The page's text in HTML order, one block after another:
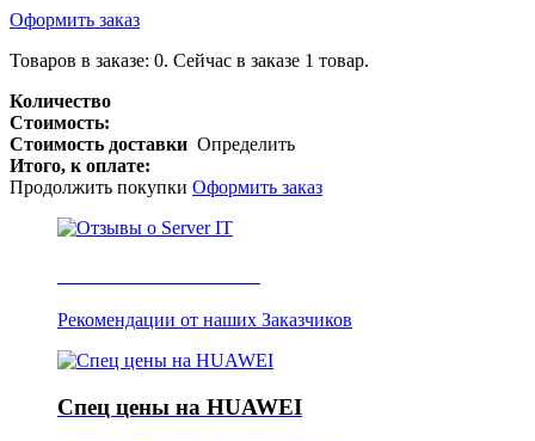
Оформить заказ
Товаров в заказе: 0. Сейчас в заказе 1 товар.
Количество
Стоимость:
Стоимость доставки Определить
Итого, к оплате:
Продолжить покупки Оформить заказ
Рекомендации от наших Заказчиков
Спец цены на HUAWEI